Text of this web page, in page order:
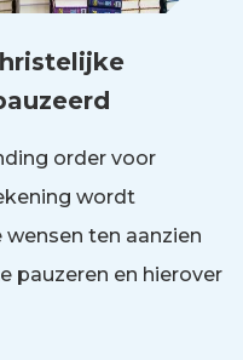
order voor
wordt
ten aanzien
pauzeren en hierover